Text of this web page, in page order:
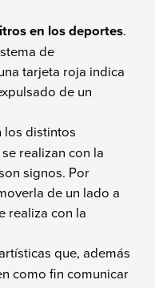
en los deportes.
de
tarjeta roja indica
de un
los distintos
realizan con la
signos. Por
de un lado a
realiza con la
que, además
como fin comunicar